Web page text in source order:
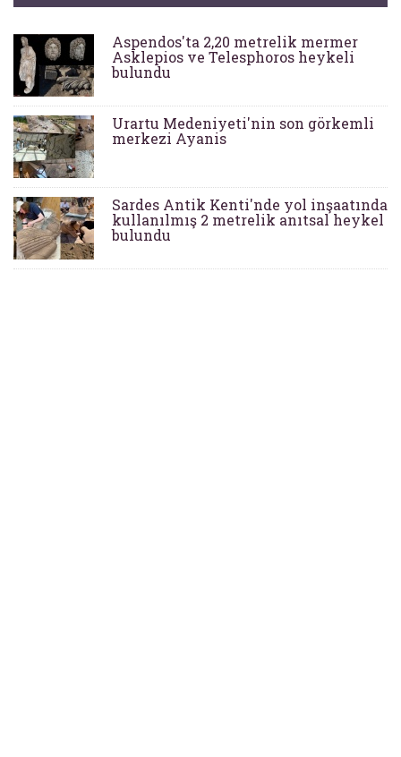
Aspendos'ta 2,20 metrelik mermer
Asklepios ve Telesphoros heykeli
bulundu
Urartu Medeniyeti'nin son görkemli
merkezi Ayanis
Sardes Antik Kenti'nde yol inşaatında
kullanılmış 2 metrelik anıtsal heykel
bulundu